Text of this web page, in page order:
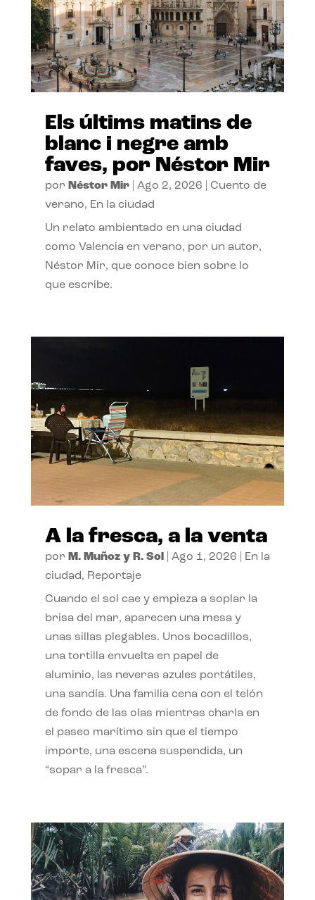
Els últims matins de
blanc i negre amb
faves, por Néstor Mir
por Néstor Mir| Ago 2, 2026
Cuento de
verano, En la ciudad
Un relato ambientado en una ciudad
como Valencia en verano, por un autor,
Néstor Mir, que conoce bien sobre lo
que escribe.
A la fresca, a la venta
por M. Muñoz y R. Sol| Ago 1, 2026
En la
ciudad, Reportaje
Cuando el sol cae y empieza a soplar la
brisa del mar, aparecen una mesa y
unas sillas plegables. Unos bocadillos,
una tortilla envuelta en papel de
aluminio, las neveras azules portátiles,
una sandía. Una familia cena con el telón
de fondo de las olas mientras charla en
el paseo marítimo sin que el tiempo
importe, una escena suspendida, un
“sopar a la fresca”.